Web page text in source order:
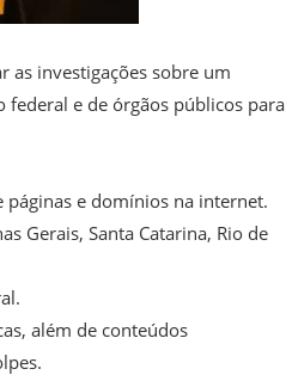
as investigações sobre um
e de órgãos públicos para
páginas e domínios na internet.
Gerais, Santa Catarina, Rio de
além de conteúdos